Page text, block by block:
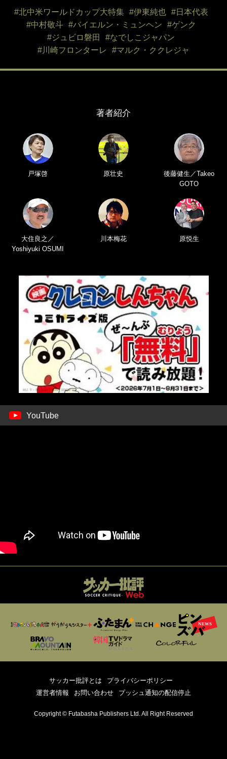
#北中米ワールドカップ大特集 #伊東純也
#日本代表
#中村敬斗
#バイエルン・ミュンヘン
#ゲンク
#ジュビロ磐田
#なでしこジャパン
#川崎フロンターレ
#マルク・ククレジャ
著者紹介
戸塚啓 原壮史
後藤健生／Takeo
GOTO
大住良之／
Yoshiyuki OSUMI
川本梅花 原悦生
YouTube
サッカー批評とは
プライバシーポリシー
運営者情報
お問い合わせ プッシュ通知の配信停止
Copyright © Futabasha Publishers Ltd. All Right Reserved